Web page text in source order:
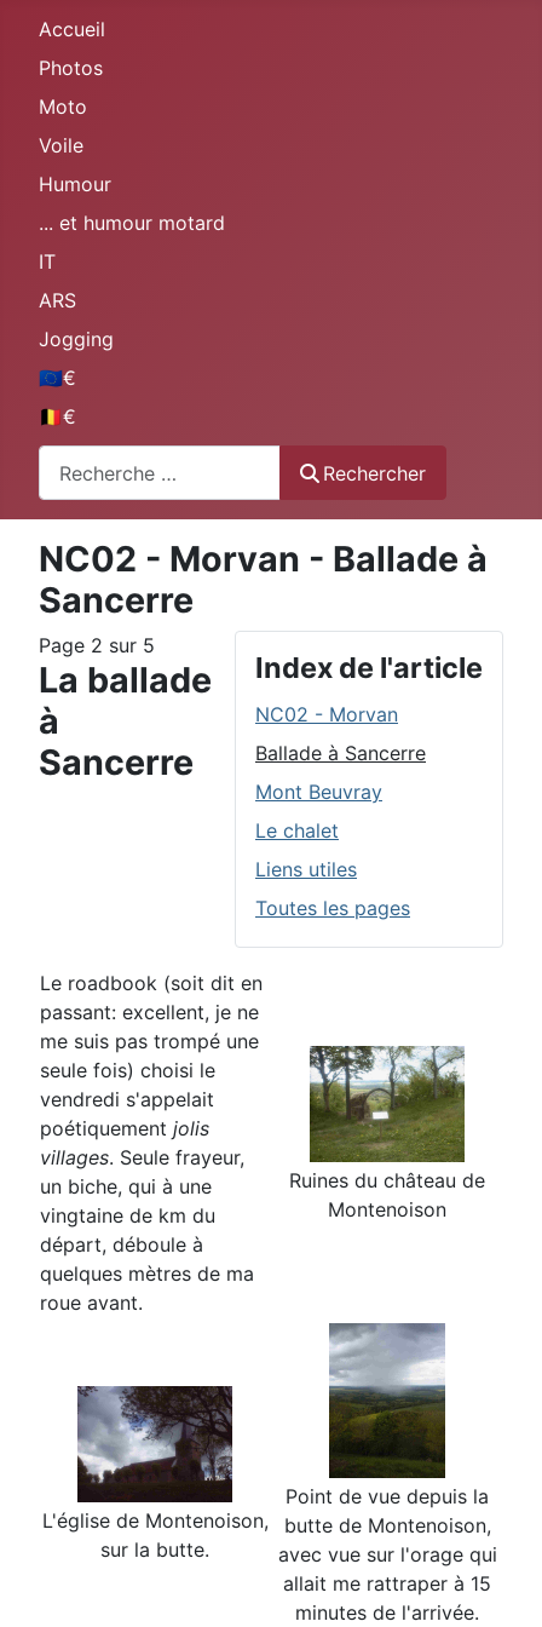
Accueil
Photos
Moto
Voile
Humour
... et humour motard
IT
ARS
Jogging
🇪🇺€
🇧🇪€
Rechercher
NC02 - Morvan - Ballade à
Sancerre
Index de l'article
NC02 - Morvan
Ballade à Sancerre
Mont Beuvray
Le chalet
Liens utiles
Toutes les pages
Page 2 sur 5
La ballade
à
Sancerre
Le roadbook (soit dit en
passant: excellent, je ne
me suis pas trompé une
seule fois) choisi le
vendredi s'appelait
poétiquement jolis
villages. Seule frayeur,
un biche, qui à une
vingtaine de km du
départ, déboule à
quelques mètres de ma
roue avant.
Ruines du château de
Montenoison
L'église de Montenoison,
sur la butte.
Point de vue depuis la
butte de Montenoison,
avec vue sur l'orage qui
allait me rattraper à 15
minutes de l'arrivée.